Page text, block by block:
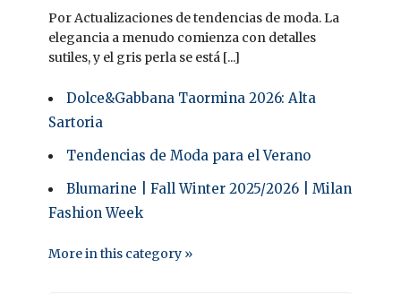
Por Actualizaciones de tendencias de moda. La
elegancia a menudo comienza con detalles
sutiles, y el gris perla se está [...]
Dolce&Gabbana Taormina 2026: Alta
Sartoria
Tendencias de Moda para el Verano
Blumarine | Fall Winter 2025/2026 | Milan
Fashion Week
More in this category »